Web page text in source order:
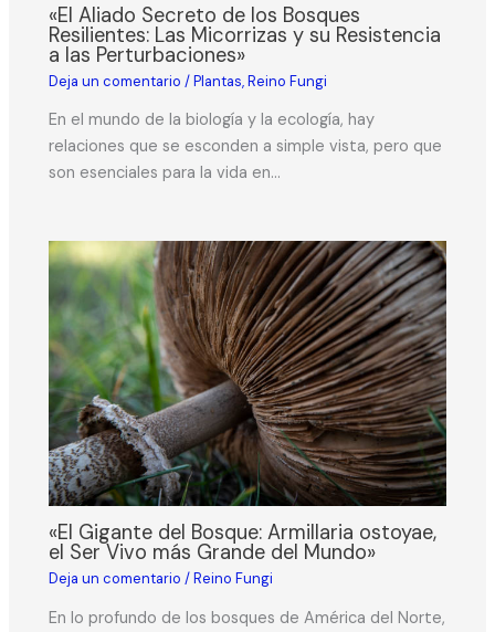
«El Aliado Secreto de los Bosques
Resilientes: Las Micorrizas y su Resistencia
a las Perturbaciones»
Deja un comentario /Plantas,Reino Fungi
En el mundo de la biología y la ecología, hay
relaciones que se esconden a simple vista, pero que
son esenciales para la vida en…
«El Gigante del Bosque: Armillaria ostoyae,
el Ser Vivo más Grande del Mundo»
Deja un comentario /Reino Fungi
En lo profundo de los bosques de América del Norte,